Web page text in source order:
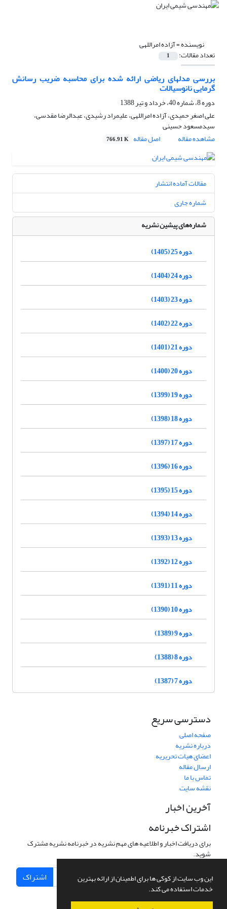
این وب سایت از کوکی ها برای اطمینان از ارائه بهترین
خدمات استفاده می کند.
نویسنده =آزاده امراللهی
تعداد مقالات: 1
بررسی مدلهای ریاضی ارائه شده برای محاسبه ضریب رسانش
گرمایی نانوسیالات
دوره 8، شماره 40، خرداد و تیر 1388
علی اصغر حمیدی، آزاده امراللهی، علیمراد رشیدی، عبدالرضا مقدسی،
سیدمسعود حسینی
مشاهده مقاله
اصل مقاله 766.91 K
مقالات آماده انتشار
شماره جاری
شماره‌های پیشین نشریه
دوره 25 (1405)
دوره 24 (1404)
دوره 23 (1403)
دوره 22 (1402)
دوره 21 (1401)
دوره 20 (1400)
دوره 19 (1399)
دوره 18 (1398)
دوره 17 (1397)
دوره 16 (1396)
دوره 15 (1395)
دوره 14 (1394)
دوره 13 (1393)
دوره 12 (1392)
دوره 11 (1391)
دوره 10 (1390)
دوره 9 (1389)
دوره 8 (1388)
دوره 7 (1387)
دسترسی سریع
صفحه اصلی
درباره نشریه
اعضای هیات تحریریه
ارسال مقاله
تماس با ما
نقشه سایت
آخرین اخبار
اشتراک خبرنامه
برای دریافت اخبار و اطلاعیه های مهم نشریه در خبرنامه نشریه مشترک
شوید.
اشتراک